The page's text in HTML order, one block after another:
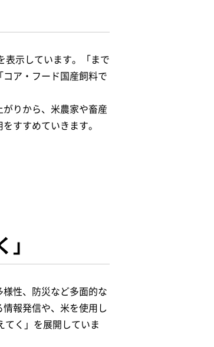
表示しています。「まで
ア・フード国産飼料で
りから、米農家や畜産
すすめていきます。
」
性、防災など多面的な
報発信や、米を使用し
く」を展開していま